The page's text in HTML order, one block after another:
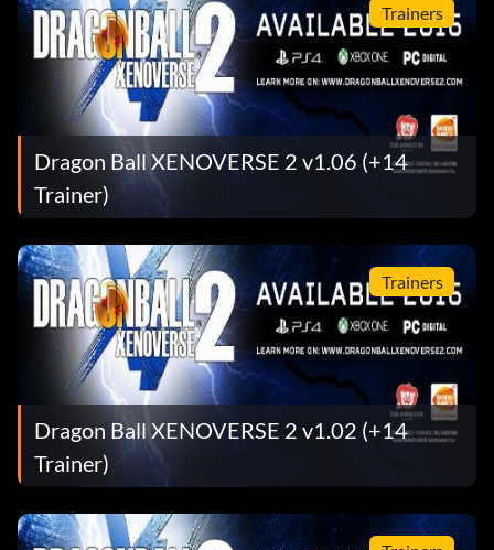
Trainers
Dragon Ball XENOVERSE 2 v1.06 (+14
Trainer)
Trainers
Dragon Ball XENOVERSE 2 v1.02 (+14
Trainer)